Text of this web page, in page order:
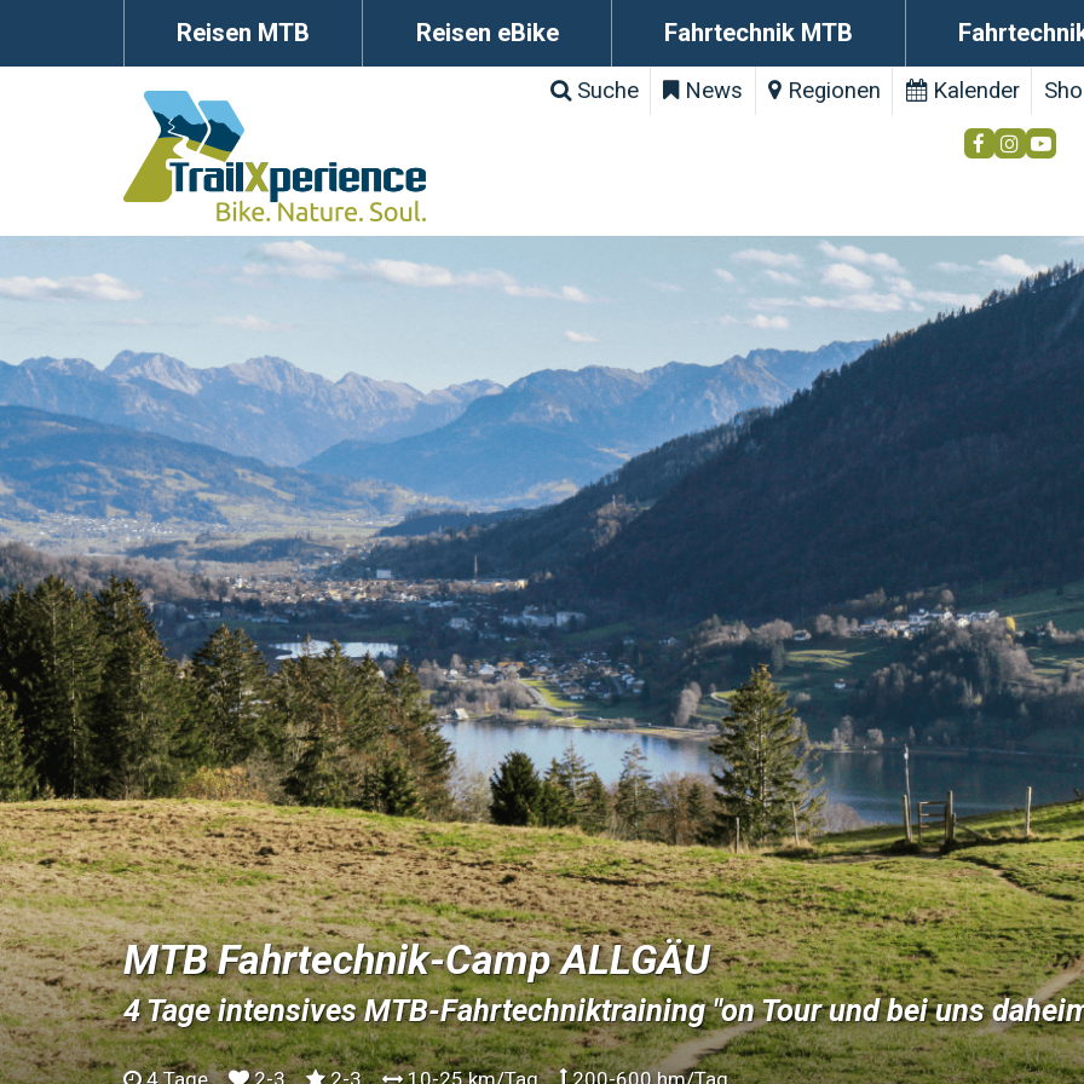
Reisen MTB Reisen eBike Fahrtechnik MTB
Suche News Regionen Kalender
MTB Fahrtechnik-Camp ALLGÄU
4 Tage intensives MTB-Fahrtechniktraining "on Tour und bei uns